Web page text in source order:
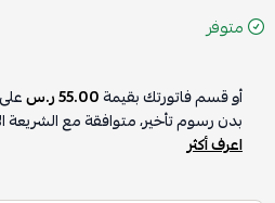
متوفر
أو قسم فاتورتك بقيمة55.00 ر.س على
بدون رسوم تأخير، متوافقة مع الشريعة
اعرف أكثر